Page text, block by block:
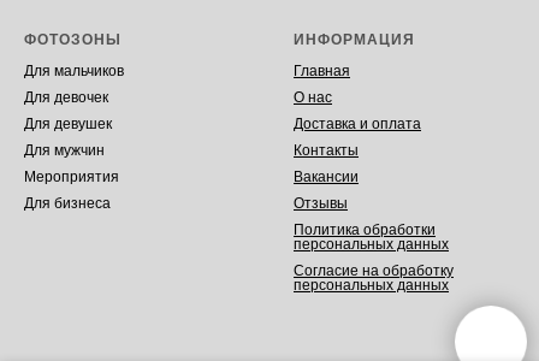
ФОТОЗОНЫ
Для мальчиков
Для девочек
Для девушек
Для мужчин
Мероприятия
Для бизнеса
ИНФОРМАЦИЯ
Главная
О нас
Доставка и оплата
Контакты
Вакансии
Отзывы
Политика обработки
персональных данных
Согласие на обработку
персональных данных